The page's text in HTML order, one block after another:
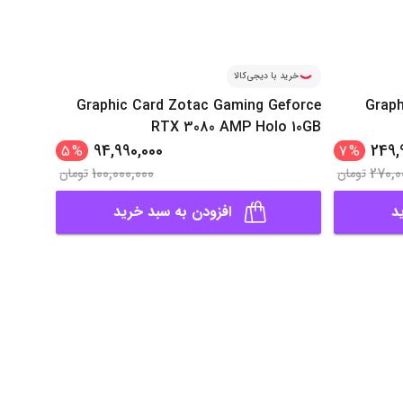
%
7
تومان
خرید با دیجی‌کالا
Graphic Card Zotac Gaming Geforce
RTX 3080 AMP Holo 10GB
94,990,000
%
5
100,000,000تومان
افزودن به سبد خرید